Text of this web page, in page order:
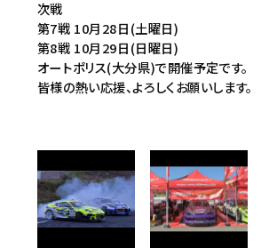
次戦
第7戦 10月28日(土曜日)
第8戦 10月29日(日曜日)
オートポリス(大分県)で開催予定です。
皆様の熱い応援、よろしくお願いします。